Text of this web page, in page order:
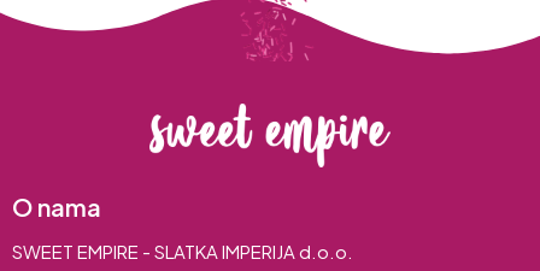
O nama
SWEET EMPIRE - SLATKA IMPERIJA d.o.o.